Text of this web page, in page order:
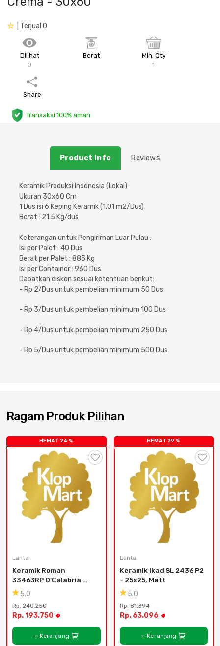
Sanitari & Aksesorisnya
Aksesoris Perabot
Scaffolding
Konstruksi
Atap & Lantai
Saniter
Besi Profil & Plat
Semen & Sejenisnya
Pompa dan Pipa
| Terjual 0
Dilihat
0
Berat Min. Qty
1
Share
Transaksi 100% aman
Product Info Reviews
Keramik Produksi Indonesia (Lokal)
Ukuran 30x60 Cm
1 Dus isi 6 Keping Keramik (1.01 m2/Dus)
Berat : 21.5 Kg/dus
Keterangan untuk Pengiriman Luar Pulau :
Isi per Palet : 40 Dus
Berat per Palet : 885 Kg
Isi per Container : 960 Dus
Dapatkan diskon sesuai ketentuan berikut:
- Rp 2/Dus untuk pembelian minimum 50 Dus
- Rp 3/Dus untuk pembelian minimum 100 Dus
- Rp 4/Dus untuk pembelian minimum 250 Dus
- Rp 5/Dus untuk pembelian minimum 500 Dus
Ragam Produk Pilihan
HEMAT 24 %
Lantai
Keramik Roman
33463RP D'Calabria
Arabescato - 30x30
5.0
Rp. 240.250
Rp. 193.750
+ Keranjang
HEMAT 29 %
Lantai
Keramik Ikad SL 2436 P2
- 25x25, Matt
5.0
Rp. 81.394
Rp. 63.096
+ Keranjang